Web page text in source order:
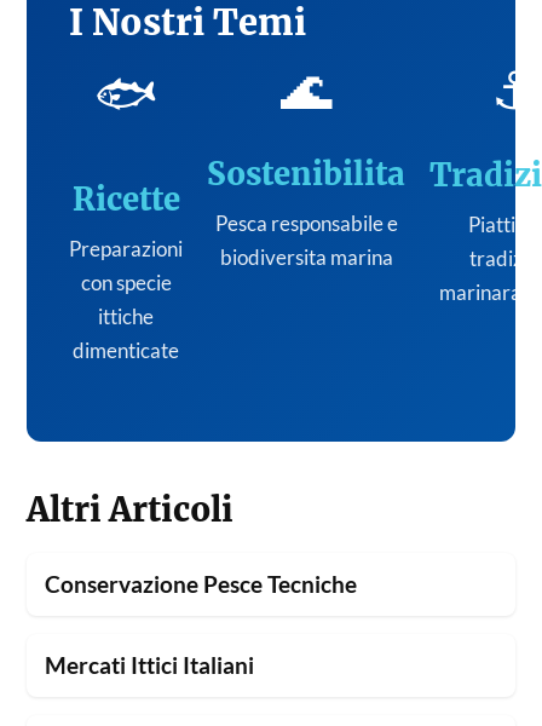
I Nostri Temi
🐟
Ricette
Preparazioni
con specie
ittiche
dimenticate
🌊
Sostenibilita
Pesca responsabile e
biodiversita marina
⚓
Piatti
marinara
Altri Articoli
Conservazione Pesce Tecniche
Mercati Ittici Italiani